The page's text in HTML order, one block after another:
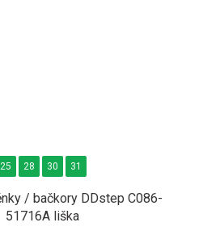
/ bačkory DDstep C086-
51716A liška
25 28 30 31